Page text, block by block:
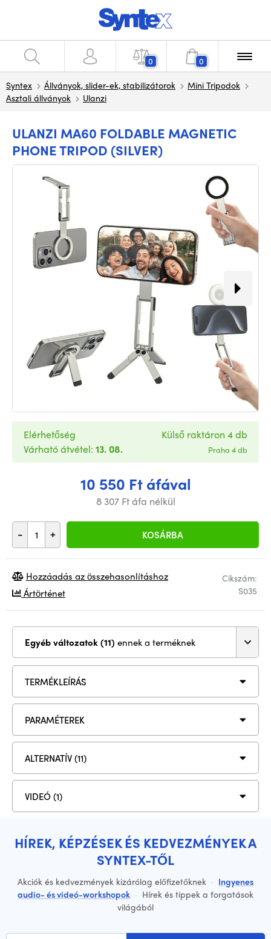
0 0
Syntex Állványok, slider-ek, stabilizátorok
Mini Tripodok
Asztali állványok
Ulanzi
ULANZI MA60 FOLDABLE MAGNETIC
PHONE TRIPOD (SILVER)
10 550 Ft áfával
8 307 Ft áfa nélkül
- + KOSÁRBA
Elérhetőség
Várható átvétel: 13. 08.
Külső raktáron 4 db
Praha 4 db
Cikszám:
S035
Hozzáadás az összehasonlításhoz
Ártörténet
Egyéb változatok (11) ennek a terméknek
TERMÉKLEÍRÁS
PARAMÉTEREK
ALTERNATÍV (11)
VIDEÓ (1)
HÍREK, KÉPZÉSEK ÉS KEDVEZMÉNYEK A
SYNTEX-TŐL
Akciók és kedvezmények kizárólag előfizetőknek · Ingyenes
audio- és videó-workshopok · Hírek és tippek a forgatások
világából